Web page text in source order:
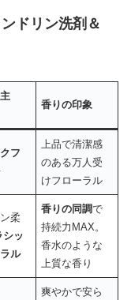
ドリン洗剤＆
香りの印象
フ
上品で清潔感
のある万人受
けフローラル
柔
シッ
ル
香りの同調で
持続力MAX。
香水のような
上質な香り
爽やかで安ら